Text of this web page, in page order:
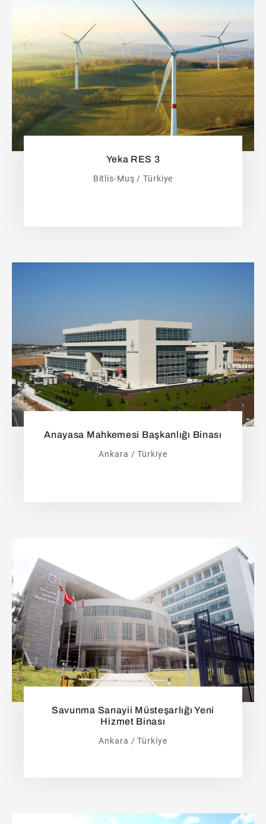
Yeka RES 3
Bitlis-Muş / Türkiye
Anayasa Mahkemesi Başkanlığı Binası
Ankara / Türkiye
Savunma Sanayii Müsteşarlığı Yeni
Hizmet Binası
Ankara / Türkiye